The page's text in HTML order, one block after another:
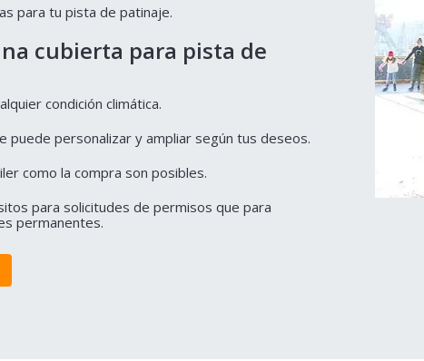
para tu pista de patinaje.
cubierta para pista de
condición climática.
puede personalizar y ampliar según tus deseos.
como la compra son posibles.
para solicitudes de permisos que para
permanentes.